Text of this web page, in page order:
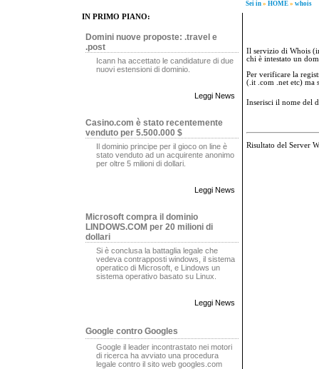
Sei in » HOME » whois
IN PRIMO PIANO:
Domini nuove proposte: .travel e
.post
Icann ha accettato le candidature di due
nuovi estensioni di dominio.
Leggi News
Casino.com è stato recentemente
venduto per 5.500.000 $
Il dominio principe per il gioco on line è
stato venduto ad un acquirente anonimo
per oltre 5 milioni di dollari.
Leggi News
Microsoft compra il dominio
LINDOWS.COM per 20 milioni di
dollari
Si è conclusa la battaglia legale che
vedeva contrapposti windows, il sistema
operatico di Microsoft, e Lindows un
sistema operativo basato su Linux.
Leggi News
Google contro Googles
Google il leader incontrastato nei motori
di ricerca ha avviato una procedura
legale contro il sito web googles.com
Il servizio di Whois
chi è intestato un
Per verificare la
(.it .com .net etc) ma
Inserisci il nome del
Risultato del Server